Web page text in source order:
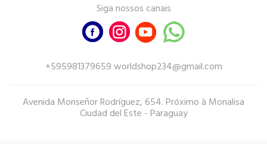
Siga nossos canais
+595981379659 worldshop234@gmail.com
Avenida Monseñor Rodríguez, 654. Próximo à Monalisa
Ciudad del Este - Paraguay